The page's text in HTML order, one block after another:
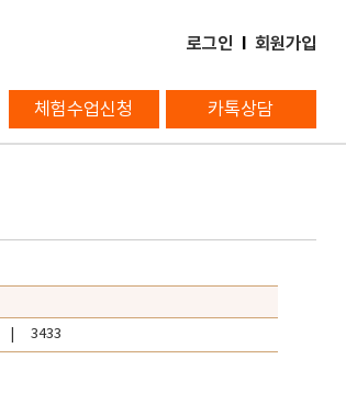
로그인 l 회원가입
체험수업신청 카톡상담
| 3433